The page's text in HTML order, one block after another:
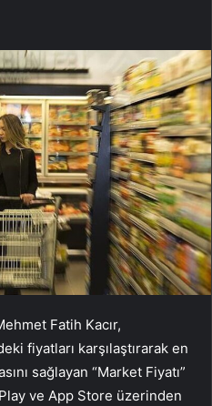
Fatih Kacır,
fiyatları karşılaştırarak en
sağlayan “Market Fiyatı”
ve App Store üzerinden